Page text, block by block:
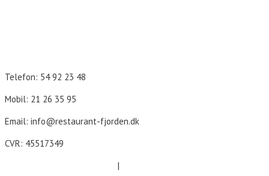
Telefon: 54 92 23 48
Mobil: 21 26 35 95
Email: info@restaurant-fjorden.dk
CVR: 45517349
|